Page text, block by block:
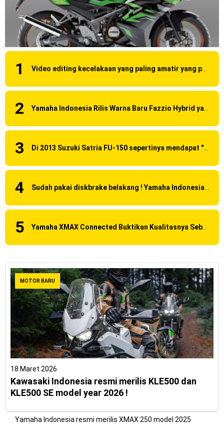
MOTOR BARU
18 Maret 2026
Kawasaki Indonesia resmi merilis KLE500 dan
KLE500 SE model year 2026 !
Yamaha Indonesia resmi merilis XMAX 250 model 2025